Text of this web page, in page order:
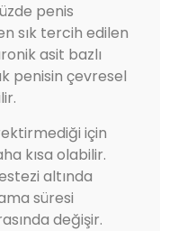
penis
sık tercih edilen
asit bazlı
penisin çevresel
için
kısa olabilir.
altında
süresi
değişir.